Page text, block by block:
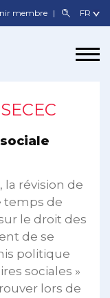
membre
la révision de
temps de
le droit des
de se
politique
sociales »
lors de